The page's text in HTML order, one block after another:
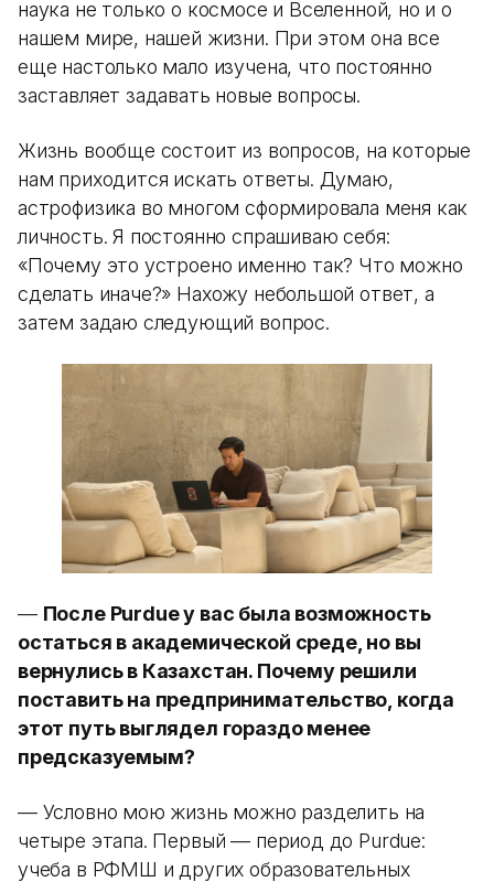
наука не только о космосе и Вселенной, но и о
нашем мире, нашей жизни. При этом она все
еще настолько мало изучена, что постоянно
заставляет задавать новые вопросы.
Жизнь вообще состоит из вопросов, на которые
нам приходится искать ответы. Думаю,
астрофизика во многом сформировала меня как
личность. Я постоянно спрашиваю себя:
«Почему это устроено именно так? Что можно
сделать иначе?» Нахожу небольшой ответ, а
затем задаю следующий вопрос.
— После Purdue у вас была возможность
остаться в академической среде, но вы
вернулись в Казахстан. Почему решили
поставить на предпринимательство, когда
этот путь выглядел гораздо менее
предсказуемым?
— Условно мою жизнь можно разделить на
четыре этапа. Первый — период до Purdue:
учеба в РФМШ и других образовательных